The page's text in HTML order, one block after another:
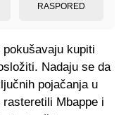
RASPORED
kupiti
Nadaju se da
pojačanja u
Mbappe i